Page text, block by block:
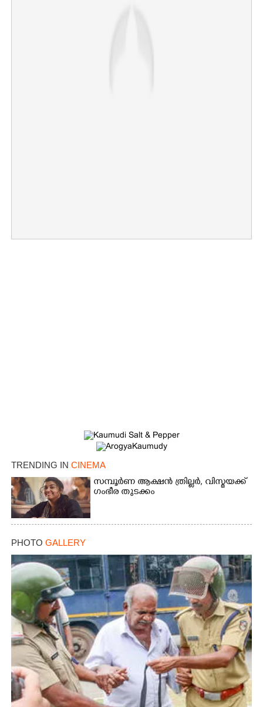
TRENDING IN CINEMA
സമ്പൂർണ ആക്ഷൻ ത്രില്ലർ,​ വിസ്മയക്ക്
ഗംഭീര തുടക്കം
PHOTO GALLERY